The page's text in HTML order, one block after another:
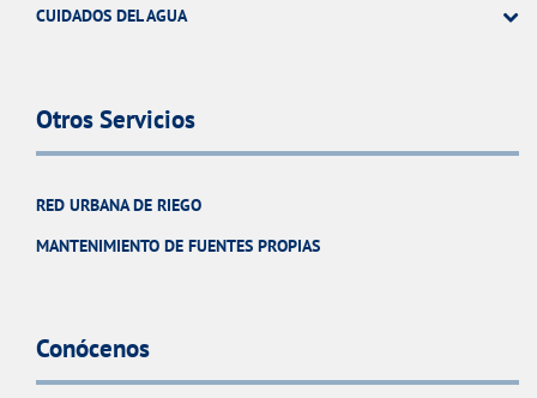
CUIDADOS DEL AGUA
Otros Servicios
RED URBANA DE RIEGO
MANTENIMIENTO DE FUENTES PROPIAS
Conócenos